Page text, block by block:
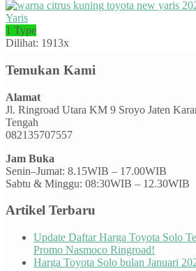
Yaris
1 Type
Dilihat: 1913x
Temukan Kami
Alamat
Jl. Ringroad Utara KM 9 Sroyo Jaten
Tengah
082135707557
Jam Buka
Senin–Jumat: 8.15WIB – 17.00WIB
Sabtu & Minggu: 08:30WIB – 12.30WIB
Artikel Terbaru
Update Daftar Harga Toyota Solo
Promo Nasmoco Ringroad!
Harga Toyota Solo bulan Januari